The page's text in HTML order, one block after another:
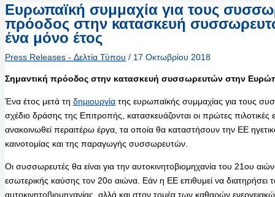
Ευρωπαϊκή συμμαχία για τους
πρόοδος στην κατασκευή
ένα μόνο έτος
Press Releases - Δελτία Τύπου / 17 Οκτωβρίου 2018
Σημαντική πρόοδος στην κατασκευή συσσωρευτών στην
Ένα έτος μετά τη δημιουργία της ευρωπαϊκής συμμαχίας για τους
σχέδιο δράσης της Επιτροπής, κατασκευάζονται οι πρώτες
ανακοινωθεί περαιτέρω έργα, τα οποία θα καταστήσουν την ΕΕ
καινοτομίας και της παραγωγής συσσωρευτών.
Οι συσσωρευτές θα είναι για την αυτοκινητοβιομηχανία του 21ου
εσωτερικής καύσης τον 20ο αιώνα. Εάν η ΕΕ επιθυμεί να διατηρήσει
αυτοκινητοβιομηχανίας, αλλά και στον τομέα των καθαρών